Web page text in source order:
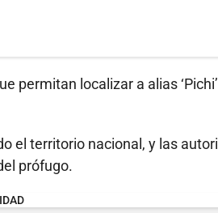
permitan localizar a alias
el territorio nacional, y las
prófugo.